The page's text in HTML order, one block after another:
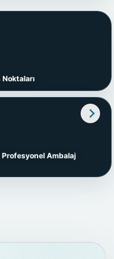
Noktaları
Profesyonel Ambalaj